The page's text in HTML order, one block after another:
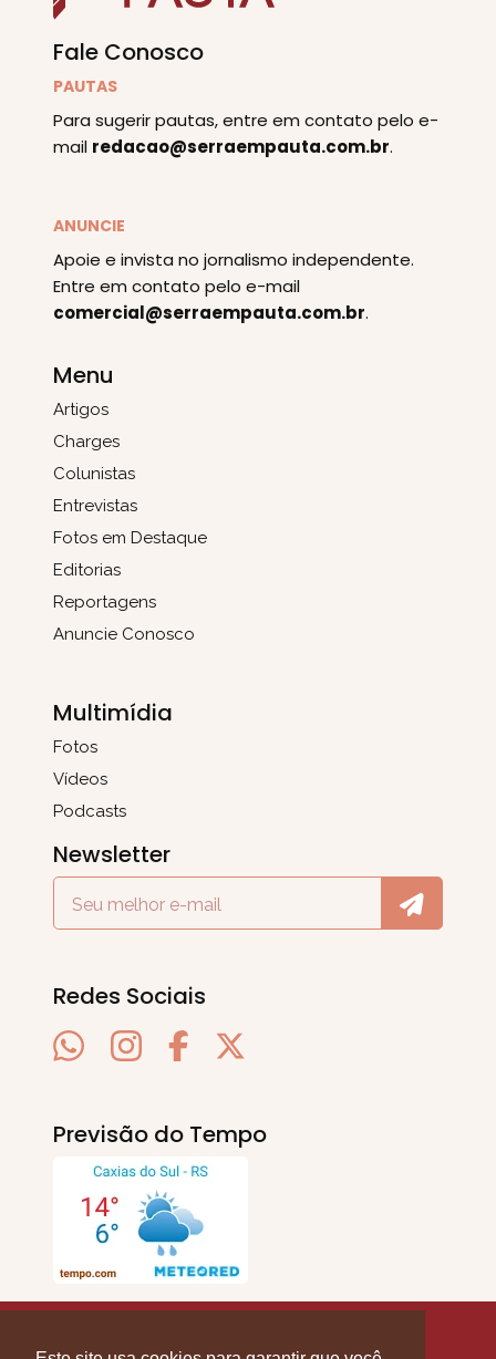
Fale Conosco
PAUTAS
Para sugerir pautas, entre em contato pelo e-
mail redacao@serraempauta.com.br.
ANUNCIE
Apoie e invista no jornalismo independente.
Entre em contato pelo e-mail
comercial@serraempauta.com.br.
Menu
Artigos
Charges
Colunistas
Entrevistas
Fotos em Destaque
Editorias
Reportagens
Anuncie Conosco
Multimídia
Fotos
Vídeos
Podcasts
Newsletter
Redes Sociais
Previsão do Tempo